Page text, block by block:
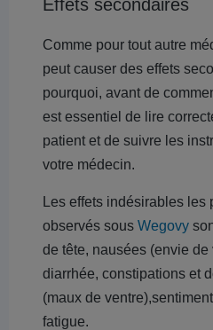
Effets secondaires
Comme pour tout autre
peut causer des effets
pourquoi, avant de
est essentiel de lire
patient et de suivre les
votre médecin.
Les effets indésirables les
observés sous Wegovy
de tête, nausées (envie
diarrhée, constipations et
(maux de
fatigue.